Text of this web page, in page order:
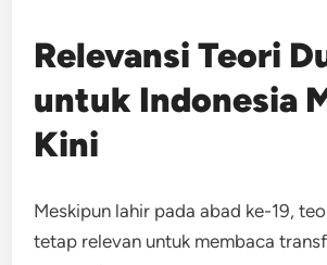
Relevansi Teori
untuk Indonesia
Kini
Meskipun lahir pada abad ke-19,
tetap relevan untuk membaca